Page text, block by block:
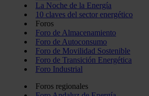
La Noche de la Energía
10 claves del sector energético
Foros
Foro de Almacenamiento
Foro de Autoconsumo
Foro de Movilidad Sostenible
Foro de Transición Energética
Foro Industrial
Foros regionales